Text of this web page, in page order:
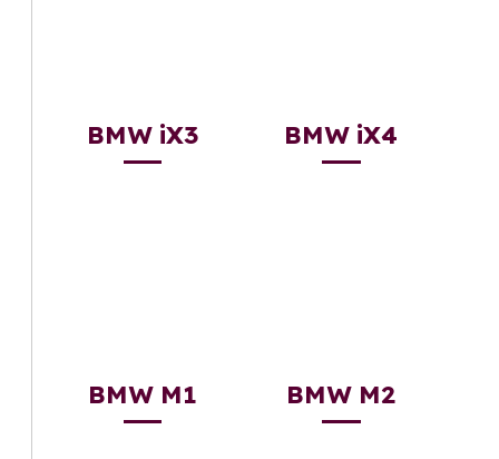
BMW iX3 BMW iX4
BMW M1 BMW M2